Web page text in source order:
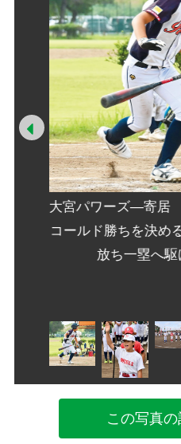
げた
大宮パワーズ―寄居
コールド勝ちを決め
放ち一塁へ
Prev
この写真